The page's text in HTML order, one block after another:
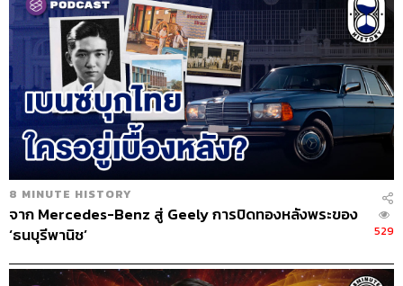
ABOUT THE HOST
THE STANDARD PODCAST
ทีมงาน THE STANDARD PODCAST
8 MINUTE HISTORY
จาก Mercedes-Benz สู่ Geely การปิดทองหลังพระของ
‘ธนบุรีพานิช’
529